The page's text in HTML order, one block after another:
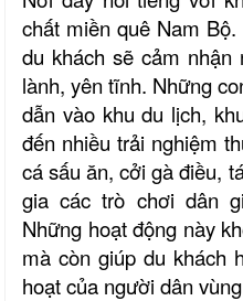
chất miền quê Nam
du khách sẽ cảm nhận
lành, yên tĩnh. Những
dẫn vào khudu lịch,
đến nhiều trải nghiệm
cá sấu ăn, cởi gà điều,
gia các trò chơi dân
Những hoạt động này
mà còn giúp du khách
hoạt của người dân